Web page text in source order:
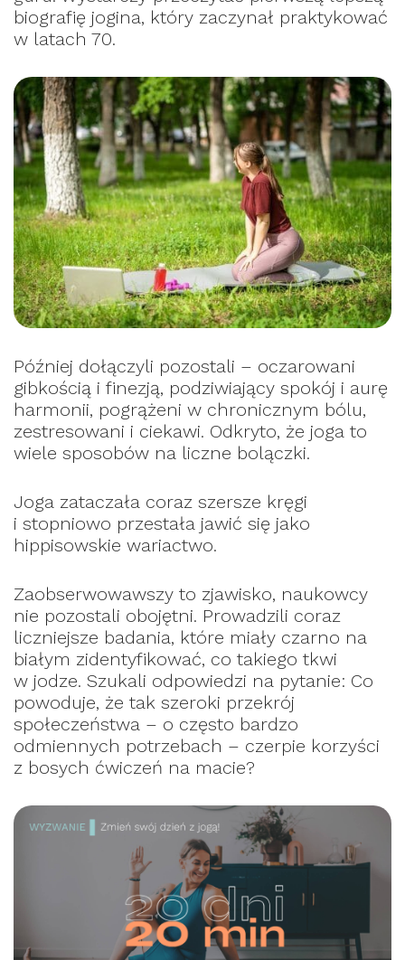
biografię jogina, który zaczynał praktykować
w latach 70.
Później dołączyli pozostali – oczarowani
gibkością i finezją, podziwiający spokój i aurę
harmonii, pogrążeni w chronicznym bólu,
zestresowani i ciekawi. Odkryto, że joga to
wiele sposobów na liczne bolączki.
Joga zataczała coraz szersze kręgi
i stopniowo przestała jawić się jako
hippisowskie wariactwo.
Zaobserwowawszy to zjawisko, naukowcy
nie pozostali obojętni. Prowadzili coraz
liczniejsze badania, które miały czarno na
białym zidentyfikować, co takiego tkwi
w jodze. Szukali odpowiedzi na pytanie: Co
powoduje, że tak szeroki przekrój
społeczeństwa – o często bardzo
odmiennych potrzebach – czerpie korzyści
z bosych ćwiczeń na macie?